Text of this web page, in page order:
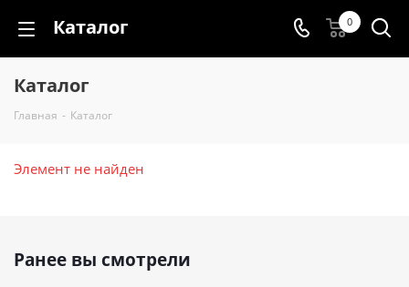
Каталог 0
Каталог
Главная - Каталог
Элемент не найден
Ранее вы смотрели